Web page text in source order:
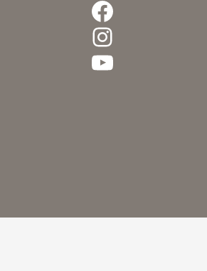
Facebook
Instagram
YouTube